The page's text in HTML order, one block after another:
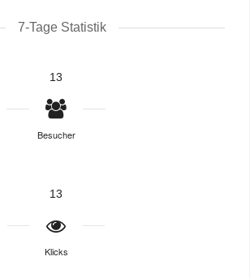
7-Tage Statistik
13
Besucher
13
Klicks